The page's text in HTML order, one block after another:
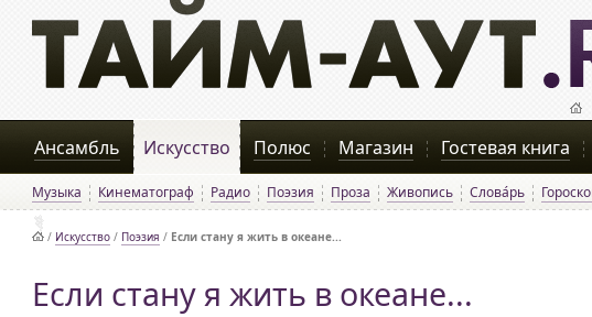
Ансамбль Искусство Полюс Магазин Гостевая книга
Музыка Кинематограф Радио Поэзия Проза Живопись Слова́рь
/ Искусство / Поэзия / Если стану я жить в океане...
Если стану я жить в океане...